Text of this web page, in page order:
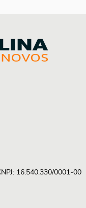
16.540.330/0001-00